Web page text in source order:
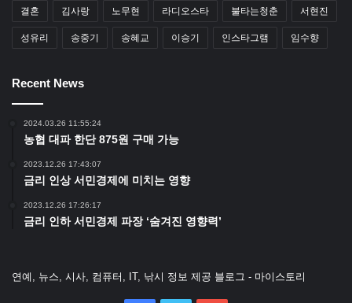
결혼 김사랑 노무현 라디오스타 불타는청춘 서현진
성유리 송중기 송혜교 이승기 인스타그램 임수향
Recent News
2024.03.26 11:55:24
농협 대파 한단 875원 구매 가능
2023.12.26 17:43:07
금리 인상 서민경제에 미치는 영향
2023.12.26 17:26:17
금리 인하 서민경제 파장 ‘숨겨진 영향력’
연예, 뉴스, 시사, 컴퓨터, IT, 낚시 정보 제공 블로그 - 마이스토리